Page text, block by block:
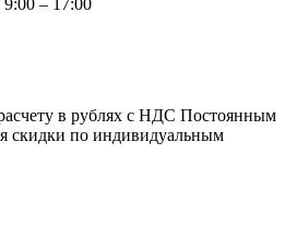
в рублях с НДС Постоянным
скидки по индивидуальным